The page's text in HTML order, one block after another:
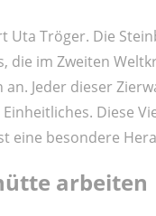
Uta Tröger. Die
die im Zweiten
Jeder dieser
Diese
eine besondere
arbeiten